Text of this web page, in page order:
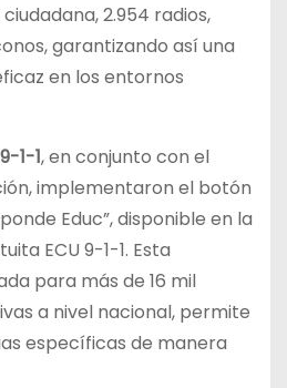
2.954 radios,
garantizando así una
en los entornos
1-1, en conjunto con el
implementaron el botón
Educ”, disponible en la
ECU 9-1-1. Esta
para más de 16 mil
a nivel nacional, permite
específicas de manera